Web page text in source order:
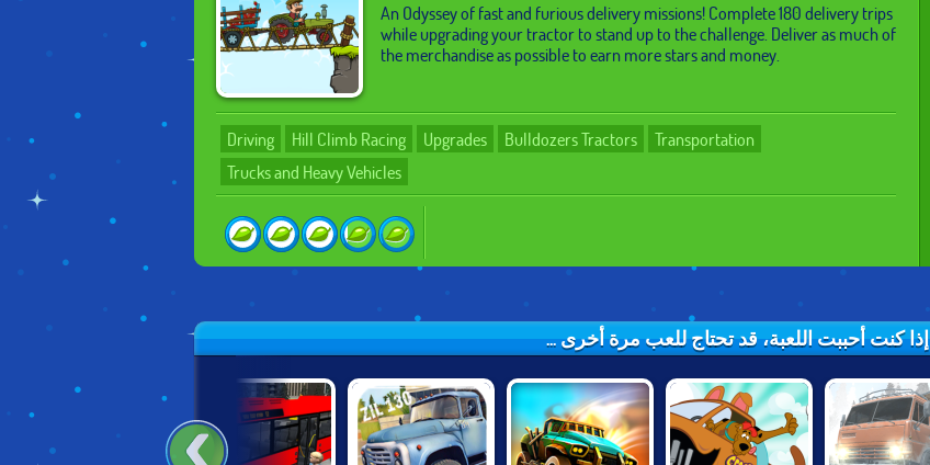
An Odyssey of fast and furious delivery missions! Complete 180 delivery trips
while upgrading your tractor to stand up to the challenge. Deliver as much of
the merchandise as possible to earn more stars and money.
Driving Hill Climb Racing Upgrades Bulldozers Tractors
Transportation
Trucks and Heavy Vehicles
إذا كنت أحببت اللعبة، قد تحتاج للعب مرة أخرى ...